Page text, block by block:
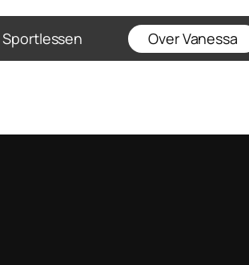
Sportlessen Over Vanessa